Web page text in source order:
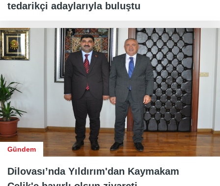
tedarikçi adaylarıyla buluştu
Gündem
Dilovası’nda Yıldırım'dan Kaymakam